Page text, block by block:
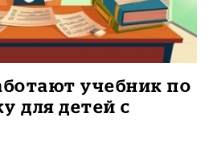
учебник по
для детей с